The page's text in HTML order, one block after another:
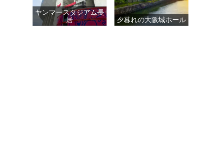
ヤンマースタジアム長
居
夕暮れの大阪城ホール